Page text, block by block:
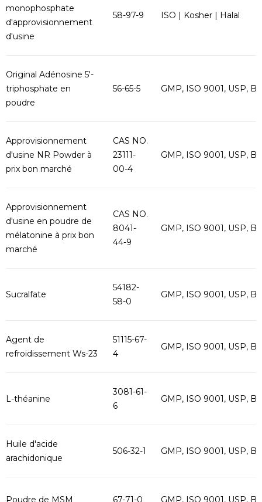
monophosphate
d'approvisionnement
d'usine
58-97-9 ISO | Kosher | Halal
Original Adénosine 5'-
triphosphate en
poudre
56-65-5 GMP, ISO 9001, USP,
Approvisionnement
d'usine NR Powder à
prix bon marché
CAS NO.
23111-
00-4
GMP, ISO 9001, USP,
Approvisionnement
d'usine en poudre de
mélatonine à prix bon
marché
CAS NO.
8041-
44-9
GMP, ISO 9001, USP,
Sucralfate
54182-
58-0
GMP, ISO 9001, USP,
Agent de
refroidissement Ws-23
51115-67-
4
GMP, ISO 9001, USP,
L-théanine
3081-61-
6
GMP, ISO 9001, USP,
Huile d'acide
arachidonique
506-32-1 GMP, ISO 9001, USP,
Poudre de MSM 67-71-0 GMP, ISO 9001, USP,